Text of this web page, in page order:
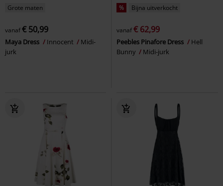
Grote maten
vanaf€ 50,99
Maya Dress Innocent
Midi-
jurk
% Bijna uitverkocht
vanaf€ 62,99
Peebles Pinafore Dress
Hell
Bunny
Midi-jurk